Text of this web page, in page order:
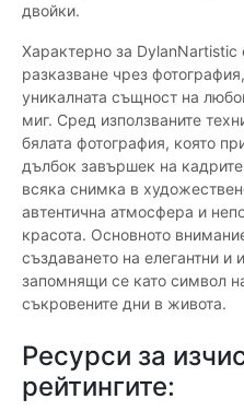
двойки.
Характерно за DylanNartistic
разказване чрез
уникалната същност на
миг. Сред използваните
бялата фотография, която
дълбок завършек на
всяка снимка в
автентична атмосфера и
красота. Основното
създаването на елегантни и
запомнящи се като символ
съкровените дни в живота.
Ресурси за
рейтингите: